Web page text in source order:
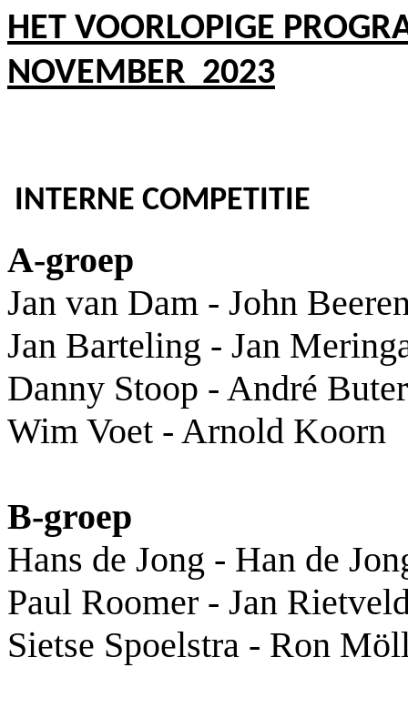
HET VOORLOPIGE
NOVEMBER 2023
INTERNE COMPETITIE
A-groep
Jan van Dam - John
Jan Barteling - Jan
Danny Stoop - André Buter
Wim Voet - Arnold Koorn
B-groep
Hans de Jong - Han de
Paul Roomer - Jan
Sietse Spoelstra - Ron